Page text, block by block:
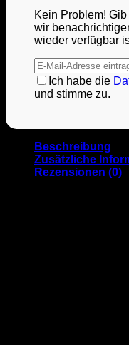
Kein Problem!
wir
wieder verfügbar
Ich habe die
und stimme zu.
Beschreibung
Zusätzliche
Rezensionen (0)